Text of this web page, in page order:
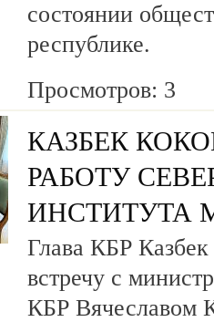
состоянии
республике.
Просмотров: 3
КАЗБЕК
РАБОТУ
ИНСТИТУТА
Глава КБР
встречу с
КБР Вячеславом